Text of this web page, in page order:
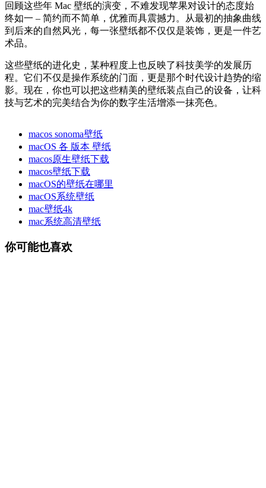
回顾这些年 Mac 壁纸的演变，不难发现苹果对设计的态度始
终如一 – 简约而不简单，优雅而具震撼力。从最初的抽象曲线
到后来的自然风光，每一张壁纸都不仅仅是装饰，更是一件艺
术品。
这些壁纸的进化史，某种程度上也反映了科技美学的发展历
程。它们不仅是操作系统的门面，更是那个时代设计趋势的缩
影。现在，你也可以把这些精美的壁纸装点自己的设备，让科
技与艺术的完美结合为你的数字生活增添一抹亮色。
macos sonoma壁纸
macOS 各 版本 壁纸
macos原生壁纸下载
macos壁纸下载
macOS的壁纸在哪里
macOS系统壁纸
mac壁纸4k
mac系统高清壁纸
你可能也喜欢